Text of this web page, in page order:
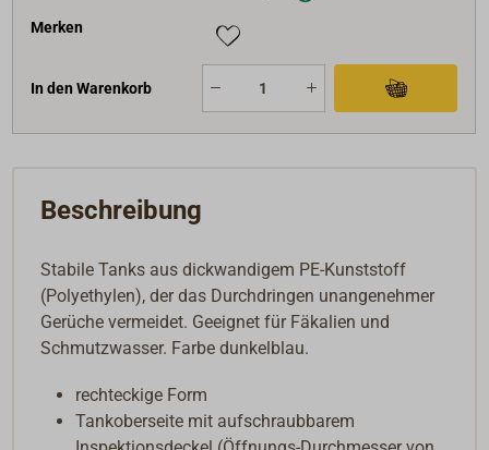
Merken
In den Warenkorb
Beschreibung
Stabile Tanks aus dickwandigem PE-Kunststoff
(Polyethylen), der das Durchdringen unangenehmer
Gerüche vermeidet. Geeignet für Fäkalien und
Schmutzwasser. Farbe dunkelblau.
rechteckige Form
Tankoberseite mit aufschraubbarem